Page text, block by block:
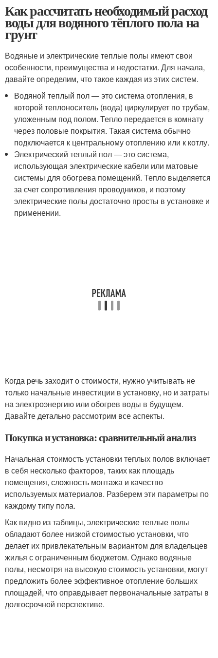
Как рассчитать необходимый расход
воды для водяного тёплого пола на
грунт
Водяные и электрические теплые полы имеют свои
особенности, преимущества и недостатки. Для начала,
давайте определим, что такое каждая из этих систем.
Водяной теплый пол — это система отопления, в
которой теплоноситель (вода) циркулирует по трубам,
уложенным под полом. Тепло передается в комнату
через половые покрытия. Такая система обычно
подключается к центральному отоплению или к котлу.
Электрический теплый пол — это система,
использующая электрические кабели или матовые
системы для обогрева помещений. Тепло выделяется
за счет сопротивления проводников, и поэтому
электрические полы достаточно просты в установке и
применении.
Когда речь заходит о стоимости, нужно учитывать не
только начальные инвестиции в установку, но и затраты
на электроэнергию или обогрев воды в будущем.
Давайте детально рассмотрим все аспекты.
Покупка и установка: сравнительный анализ
Начальная стоимость установки теплых полов включает
в себя несколько факторов, таких как площадь
помещения, сложность монтажа и качество
используемых материалов. Разберем эти параметры по
каждому типу пола.
Как видно из таблицы, электрические теплые полы
обладают более низкой стоимостью установки, что
делает их привлекательным вариантом для владельцев
жилья с ограниченным бюджетом. Однако водяные
полы, несмотря на высокую стоимость установки, могут
предложить более эффективное отопление больших
площадей, что оправдывает первоначальные затраты в
долгосрочной перспективе.